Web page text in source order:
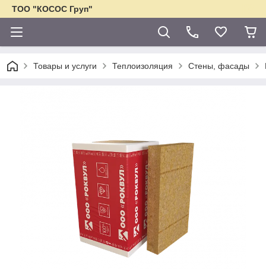
ТОО "КОСОС Груп"
Товары и услуги Теплоизоляция Стены, фасады